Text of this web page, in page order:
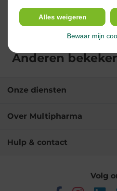
Ingrediënten
Anderen
Onze diensten
Over Multipharma
Hulp & contact
Volg
Alles weigeren
Bewaar mijn